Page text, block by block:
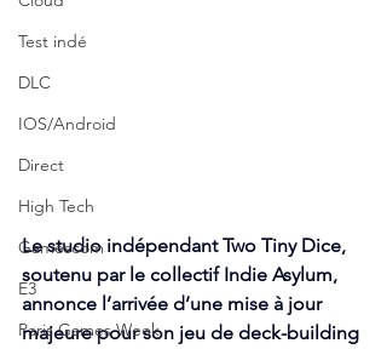
Test indé
DLC
IOS/Android
Direct
High Tech
Gamescom
E3
Paris Games Week
Le studio indépendant Two Tiny Dice,
soutenu par le collectif Indie Asylum,
annonce l’arrivée d’une mise à jour
majeure pour son jeu de deck-building